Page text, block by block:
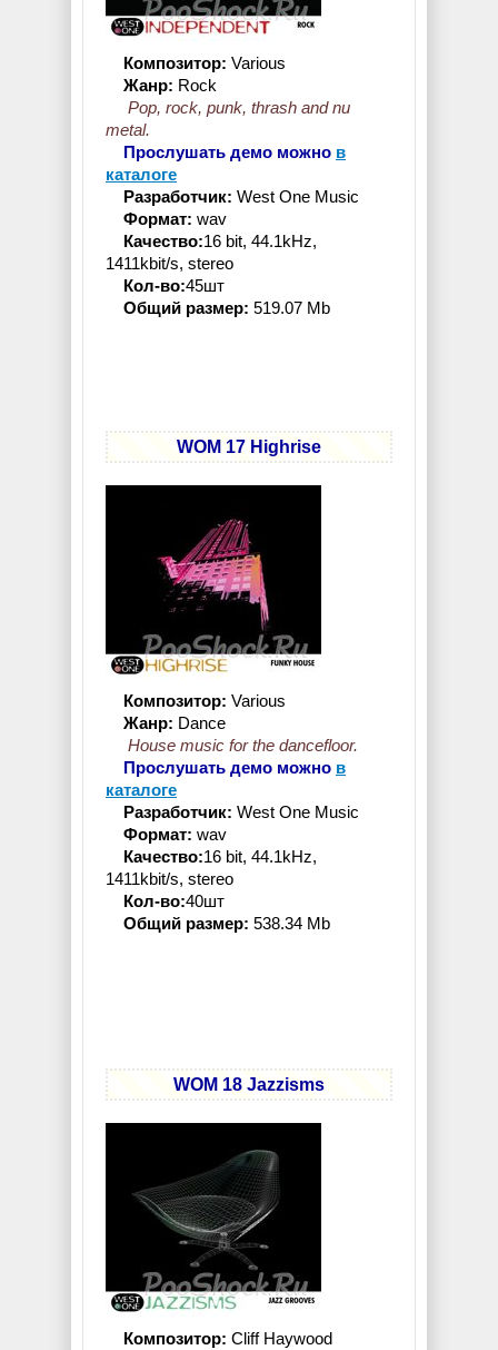
Композитор: Various
Жанр: Rock
Pop, rock, punk, thrash and nu
metal.
Прослушать демо можно в
каталоге
Разработчик: West One Music
Формат: wav
Качество:16 bit, 44.1kHz,
1411kbit/s, stereo
Кол-во:45шт
Общий размер: 519.07 Mb
WOM 17 Highrise
Композитор: Various
Жанр: Dance
House music for the dancefloor.
Прослушать демо можно в
каталоге
Разработчик: West One Music
Формат: wav
Качество:16 bit, 44.1kHz,
1411kbit/s, stereo
Кол-во:40шт
Общий размер: 538.34 Mb
WOM 18 Jazzisms
Композитор: Cliff Haywood